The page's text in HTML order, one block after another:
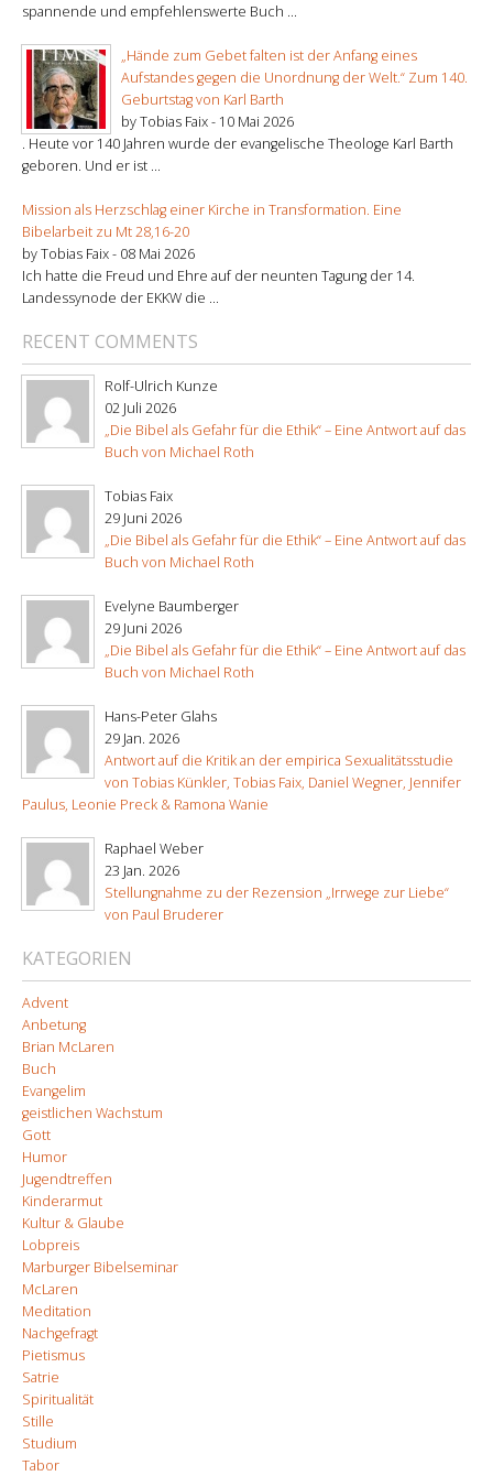
spannende und empfehlenswerte Buch ...
„Hände zum Gebet falten ist der Anfang eines
Aufstandes gegen die Unordnung der Welt.“ Zum 140.
Geburtstag von Karl Barth
by Tobias Faix - 10 Mai 2026
. Heute vor 140 Jahren wurde der evangelische Theologe Karl Barth
geboren. Und er ist ...
Mission als Herzschlag einer Kirche in Transformation. Eine
Bibelarbeit zu Mt 28,16-20
by Tobias Faix - 08 Mai 2026
Ich hatte die Freud und Ehre auf der neunten Tagung der 14.
Landessynode der EKKW die ...
RECENT COMMENTS
Rolf-Ulrich Kunze
02 Juli 2026
„Die Bibel als Gefahr für die Ethik“ – Eine Antwort auf das
Buch von Michael Roth
Tobias Faix
29 Juni 2026
„Die Bibel als Gefahr für die Ethik“ – Eine Antwort auf das
Buch von Michael Roth
Evelyne Baumberger
29 Juni 2026
„Die Bibel als Gefahr für die Ethik“ – Eine Antwort auf das
Buch von Michael Roth
Hans-Peter Glahs
29 Jan. 2026
Antwort auf die Kritik an der empirica Sexualitätsstudie
von Tobias Künkler, Tobias Faix, Daniel Wegner, Jennifer
Paulus, Leonie Preck & Ramona Wanie
Raphael Weber
23 Jan. 2026
Stellungnahme zu der Rezension „Irrwege zur Liebe“
von Paul Bruderer
KATEGORIEN
Advent
Anbetung
Brian McLaren
Buch
Evangelim
geistlichen Wachstum
Gott
Humor
Jugendtreffen
Kinderarmut
Kultur & Glaube
Lobpreis
Marburger Bibelseminar
McLaren
Meditation
Nachgefragt
Pietismus
Satrie
Spiritualität
Stille
Studium
Tabor